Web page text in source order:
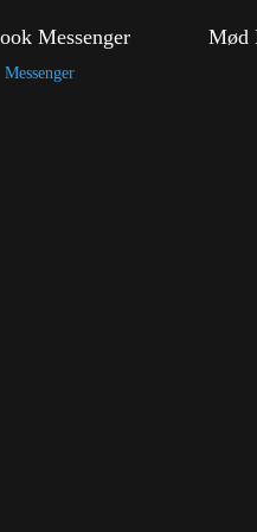
Messenger
Messenger
Mød